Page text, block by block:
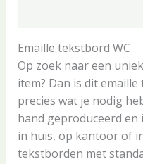
Emaille tekstbord WC
Op zoek naar een
item? Dan is dit
precies wat je nodig
hand geproduceerd en
in huis, op kantoor of
tekstborden met